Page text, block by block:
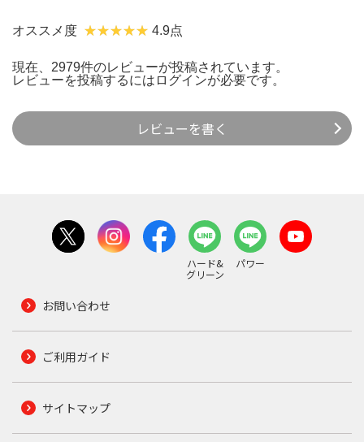
オススメ度 4.9点
現在、2979件のレビューが投稿されています。
レビューを投稿するには ログインが必要です。
レビューを書く
ハード&
グリーン
パワー
お問い合わせ
ご利用ガイド
サイトマップ